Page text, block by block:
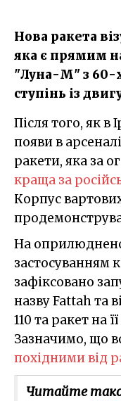
Нова ракета
яка є прямим
"Луна-М" з 60-х
ступінь із
Після того, як в Ірані зробили анонс щодо
появи в
ракети, яка за
краща за
Корпус
На
застосуванням
зафіксовано
назву Fattah та
110 та ракет на
Зазначимо, що
похідними від
Читайте